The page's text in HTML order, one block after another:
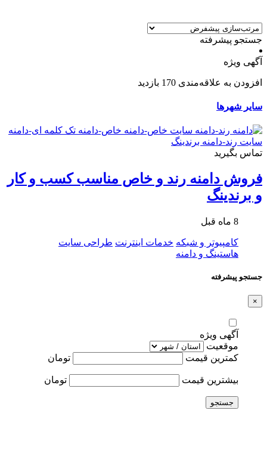
جستجو پیشرفته
آگهی ویژه
افزودن به علاقه‌مندی 170 بازدید
سایر شهرها
تماس بگیرید
فروش دامنه رند و خاص مناسب کسب و کار
و برندینگ
8 ماه قبل
کامپیوتر و شبکه خدمات اینترنت طراحی سایت
هاستینگ و دامنه
جستجو پیشرفته
×
آگهی ویژه
موقعیت
کمترین قیمت
تومان
بیشترین قیمت تومان
جستجو